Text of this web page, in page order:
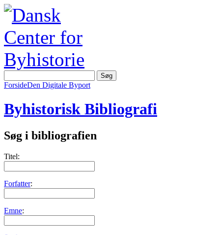
ForsideDen Digitale Byport
Byhistorisk Bibliografi
Søg i bibliografien
Titel:
Forfatter:
Emne: